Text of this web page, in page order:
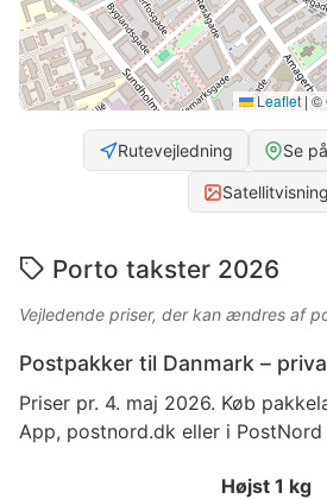
Leaflet |©
Rutevejledning Se
Satellitvisning
Porto takster 2026
Vejledende priser, der kan ændres af
Postpakker til Danmark –
Priser pr. 4. maj 2026. Køb
App, postnord.dk eller i PostNord
Højst 1 kg